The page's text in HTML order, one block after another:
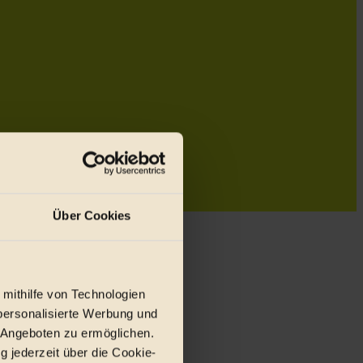
Über Cookies
von Technologien
Werbung und
zu ermöglichen.
jederzeit über die Cookie-